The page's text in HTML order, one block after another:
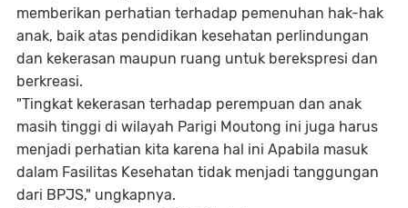
memberikan perhatian terhadap pemenuhan hak-hak
anak, baik atas pendidikan kesehatan perlindungan
dan kekerasan maupun ruang untuk berekspresi dan
berkreasi.
"Tingkat kekerasan terhadap perempuan dan anak
masih tinggi di wilayah Parigi Moutong ini juga harus
menjadi perhatian kita karena hal ini Apabila masuk
dalam Fasilitas Kesehatan tidak menjadi tanggungan
dari BPJS," ungkapnya.